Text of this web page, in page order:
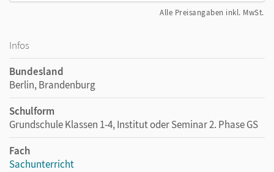
Alle Preisangaben inkl. MwSt.
Infos
Bundesland
Berlin, Brandenburg
Schulform
Grundschule Klassen 1-4, Institut oder Seminar 2. Phase GS
Fach
Sachunterricht